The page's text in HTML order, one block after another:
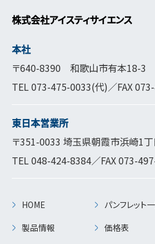
株式会社アイスティサイエンス
本社
〒640-8390 和歌山市有本18-3
TEL 073-475-0033(代)／FAX
東日本営業所
〒351-0033 埼玉県朝霞市浜崎1
TEL 048-424-8384／FAX 073-
HOME
製品情報
パンフレット
価格表